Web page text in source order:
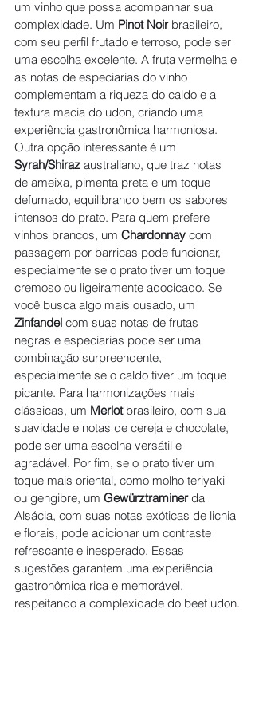
um vinho que possa acompanhar sua
complexidade. Um Pinot Noir brasileiro,
com seu perfil frutado e terroso, pode ser
uma escolha excelente. A fruta vermelha e
as notas de especiarias do vinho
complementam a riqueza do caldo e a
textura macia do udon, criando uma
experiência gastronômica harmoniosa.
Outra opção interessante é um
Syrah/Shiraz australiano, que traz notas
de ameixa, pimenta preta e um toque
defumado, equilibrando bem os sabores
intensos do prato. Para quem prefere
vinhos brancos, um Chardonnay com
passagem por barricas pode funcionar,
especialmente se o prato tiver um toque
cremoso ou ligeiramente adocicado. Se
você busca algo mais ousado, um
Zinfandel com suas notas de frutas
negras e especiarias pode ser uma
combinação surpreendente,
especialmente se o caldo tiver um toque
picante. Para harmonizações mais
clássicas, um Merlot brasileiro, com sua
suavidade e notas de cereja e chocolate,
pode ser uma escolha versátil e
agradável. Por fim, se o prato tiver um
toque mais oriental, como molho teriyaki
ou gengibre, um Gewürztraminer da
Alsácia, com suas notas exóticas de lichia
e florais, pode adicionar um contraste
refrescante e inesperado. Essas
sugestões garantem uma experiência
gastronômica rica e memorável,
respeitando a complexidade do beef udon.